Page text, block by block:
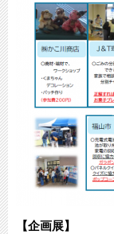
【企画展】